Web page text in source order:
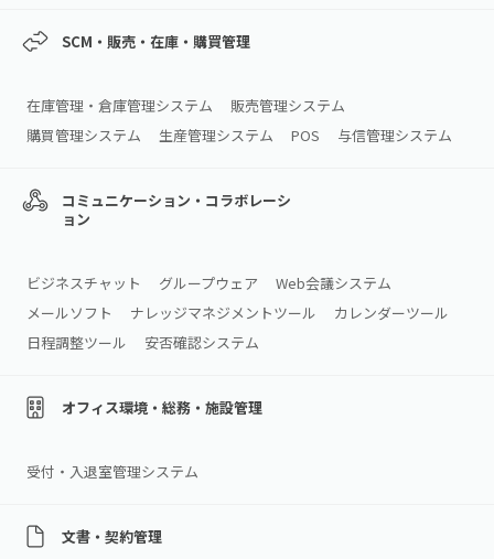
SCM・販売・在庫・購買管理
在庫管理・倉庫管理システム
販売管理システム
購買管理システム
生産管理システム POS 与信管理システム
コミュニケーション・コラボレーシ
ョン
ビジネスチャット グループウェア
Web会議システム
メールソフト
ナレッジマネジメントツール
カレンダーツール
日程調整ツール
安否確認システム
オフィス環境・総務・施設管理
受付・入退室管理システム
文書・契約管理